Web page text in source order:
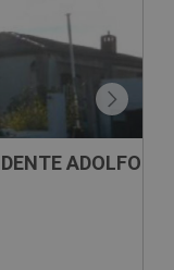
ADOLFO